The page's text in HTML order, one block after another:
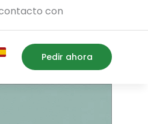
con
Pedir ahora